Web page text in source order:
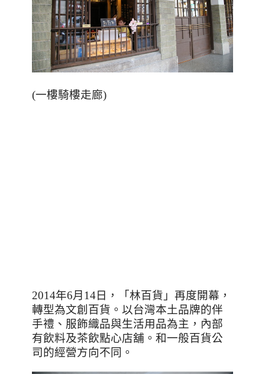
(一樓騎樓走廊)
2014年6月 14日，「林百貨」再度開幕，
轉型為文創百貨。以台灣本土品牌的伴
手禮、服飾織品與生活用品為主，內部
有飲料及茶飲點心店舖。和一般百貨公
司的經營方向不同。